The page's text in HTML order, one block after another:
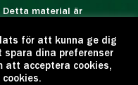
Detta material är
är förbjuden.
ange källan:
utgivare:
för att kunna ge dig
spara dina preferenser
att acceptera cookies,